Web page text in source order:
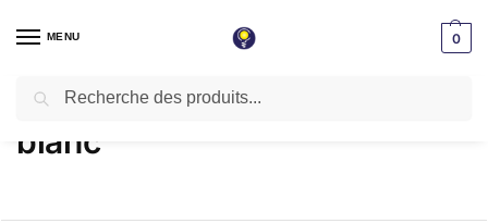
MENU 0
Accueil / Produits identifiés “blanc”
blanc